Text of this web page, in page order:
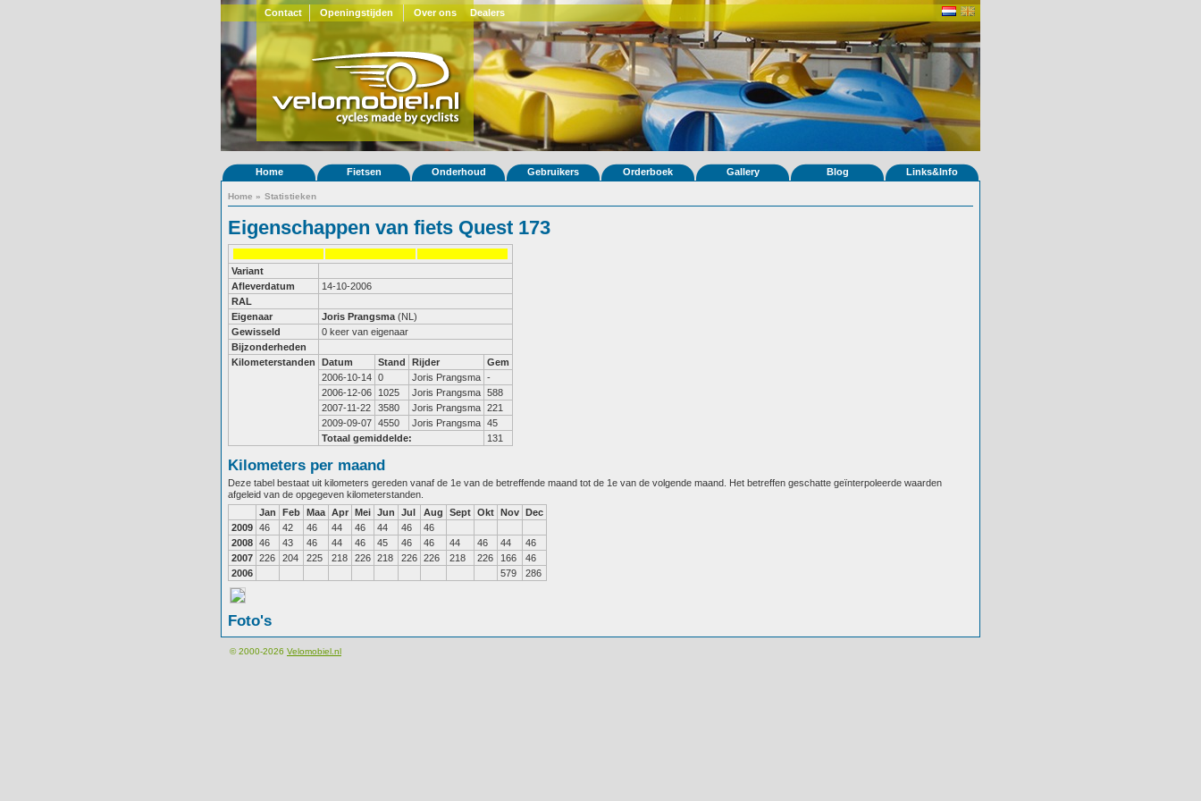
Contact Openingstijden Over ons Dealers
Home Fietsen Onderhoud Gebruikers Orderboek Gallery Blog Links&Info
Home » Statistieken
Eigenschappen van fiets Quest 173
Variant
Afleverdatum
14-10-2006
RAL
Eigenaar
Joris Prangsma (NL)
Gewisseld
0 keer van eigenaar
Bijzonderheden
Kilometerstanden
Datum Stand Rijder
Gem
2006-10-14 0 Joris Prangsma -
2006-12-06
1025 Joris Prangsma 588
2007-11-22
3580 Joris Prangsma 221
2009-09-07 4550 Joris Prangsma 45
Totaal gemiddelde:
131
Kilometers per maand
Deze tabel bestaat uit kilometers gereden vanaf de 1e van de betreffende maand tot de 1e van de volgende maand. Het betreffen geschatte geïnterpoleerde waarden
afgeleid van de opgegeven kilometerstanden.
Jan
Feb Maa Apr Mei Jun Jul Aug Sept Okt Nov Dec
2009 46 42 46 44 46 44 46
46
2008 46 43 46 44 46 45 46 46 44 46 44
46
2007 226 204 225 218 226 218 226 226 218 226 166
46
2006
579 286
Foto's
© 2000-2026 Velomobiel.nl